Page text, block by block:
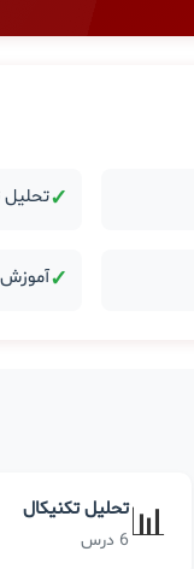
✓تحلیل
✓آموزش
📊تحلیل تکنیکال
6 درس